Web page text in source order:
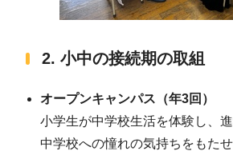
2. 小中の接続期の取組
オープンキャンパス（年3回）
小学生が中学校生活を体験し、進
中学校への憧れの気持ちをもたせ